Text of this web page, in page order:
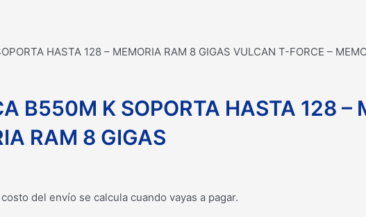
HASTA 128 – MEMORIA RAM 8 GIGAS VULCAN T-FORCE –
B550M K SOPORTA HASTA 128 –
RAM 8 GIGAS
del envío se calcula cuando vayas a pagar.